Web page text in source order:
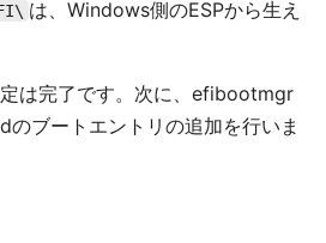
は、Windows側のESPから生え
は完了です。次に、efibootmgr
のブートエントリの追加を行いま